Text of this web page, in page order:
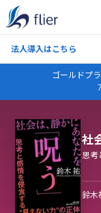
法人導入はこちら
ゴールドプ
社
思考
鈴木